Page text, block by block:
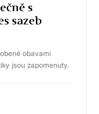
s
sazeb
obavami
jsou zapomenuty.